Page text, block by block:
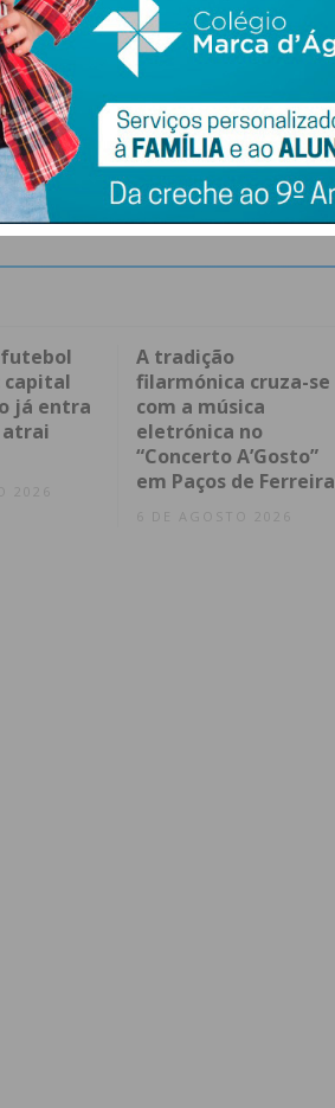
capital
já entra
atrai
2026
A tradição
filarmónica cruza-se
com a música
eletrónica no
“Concerto A’Gosto”
em Paços de Ferreira
6 DE AGOSTO 2026